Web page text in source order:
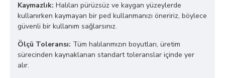
Kaymazlık: Halıları pürüzsüz ve kaygan yüzeylerde
kullanırken kaymayan bir ped kullanmanızı öneririz, böylece
güvenli bir kullanım sağlarsınız.
Ölçü Toleransı: Tüm halılarımızın boyutları, üretim
sürecinden kaynaklanan standart toleranslar içinde yer
alır.